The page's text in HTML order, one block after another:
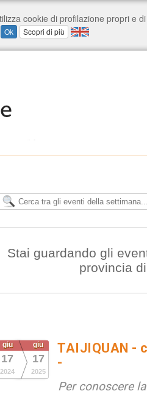
Stai guardando gli
provincia
giu
17
2024
giu
17
2025
TAIJIQUAN -
-
Per conoscere